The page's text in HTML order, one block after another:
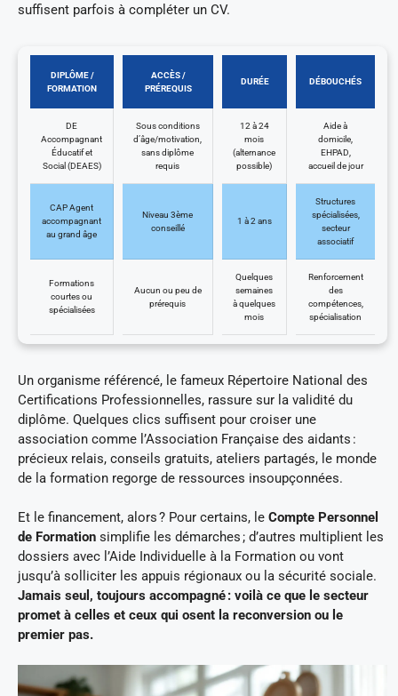
suffisent parfois à compléter un CV.
DIPLÔME /
FORMATION
ACCÈS /
PRÉREQUIS
DURÉE DÉBOUCHÉS
DE
Accompagnant
Éducatif et
Social (DEAES)
Sous conditions
d’âge/motivation,
sans diplôme
requis
12 à 24
mois
(alternance
possible)
Aide à
domicile,
EHPAD,
accueil de jour
CAP Agent
accompagnant
au grand âge
Niveau 3ème
conseillé
1 à 2 ans
Structures
spécialisées,
secteur
associatif
Formations
courtes ou
spécialisées
Aucun ou peu de
prérequis
Quelques
semaines
à quelques
mois
Renforcement
des
compétences,
spécialisation
Un organisme référencé, le fameux Répertoire National des
Certifications Professionnelles, rassure sur la validité du
diplôme. Quelques clics suffisent pour croiser une
association comme l’Association Française des aidants :
précieux relais, conseils gratuits, ateliers partagés, le monde
de la formation regorge de ressources insoupçonnées.
Et le financement, alors ? Pour certains, le Compte Personnel
de Formation simplifie les démarches ; d’autres multiplient les
dossiers avec l’Aide Individuelle à la Formation ou vont
jusqu’à solliciter les appuis régionaux ou la sécurité sociale.
Jamais seul, toujours accompagné : voilà ce que le secteur
promet à celles et ceux qui osent la reconversion ou le
premier pas.